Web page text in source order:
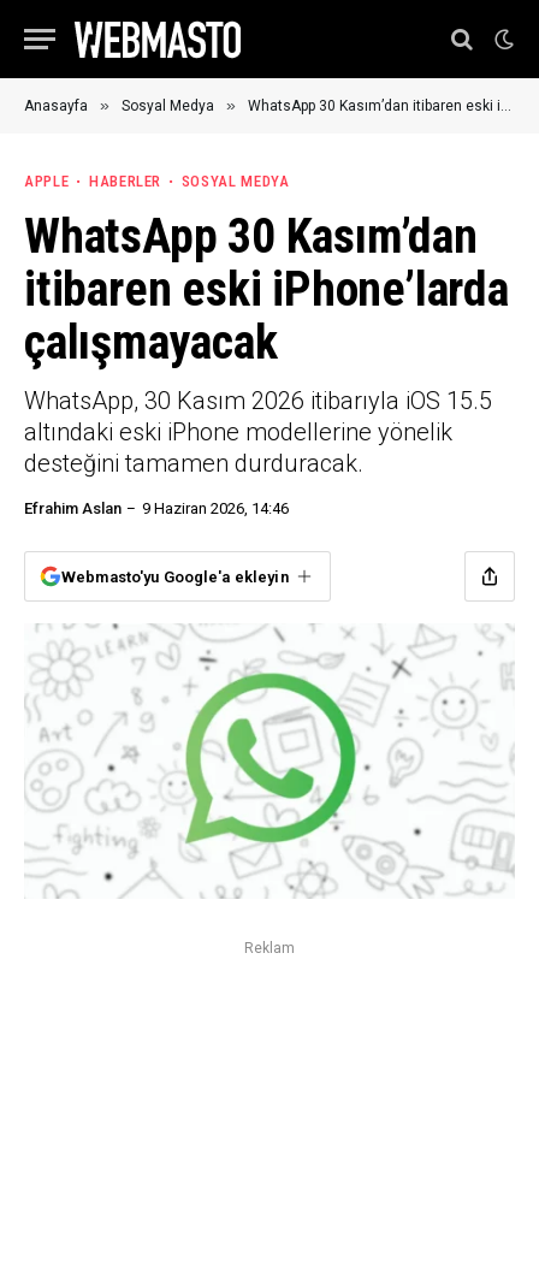
Anasayfa » Sosyal Medya » WhatsApp 30 Kasım’dan itibaren eski iPhone’larda çalışmayacak
APPLE HABERLER SOSYAL MEDYA
WhatsApp 30 Kasım’dan
itibaren eski iPhone’larda
çalışmayacak
WhatsApp, 30 Kasım 2026 itibarıyla iOS 15.5
altındaki eski iPhone modellerine yönelik
desteğini tamamen durduracak.
Efrahim Aslan 9 Haziran 2026, 14:46
Webmasto'yu Google'a ekleyin
Reklam